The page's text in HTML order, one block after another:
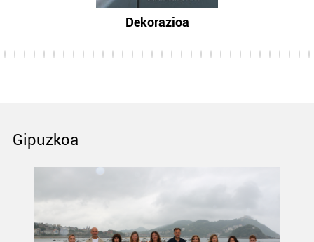
Dekorazioa
Gipuzkoa